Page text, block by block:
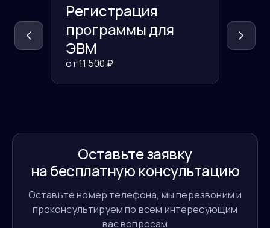
Регистрация
программы для
ЭВМ
от11 500 ₽
Оставьте заявку
на бесплатную консультацию
Оставьте номер телефона, мы перезвоним и
проконсультируем по всем интересующим
вас вопросам